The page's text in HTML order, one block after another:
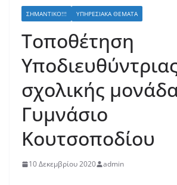
ΣΗΜΑΝΤΙΚΌ!!! ΥΠΗΡΕΣΙΑΚΆ ΘΈΜΑΤΑ
Τοποθέτηση
σχολικής
Γυμνάσιο
Κουτσοποδίου
10 Δεκεμβρίου 2020 admin